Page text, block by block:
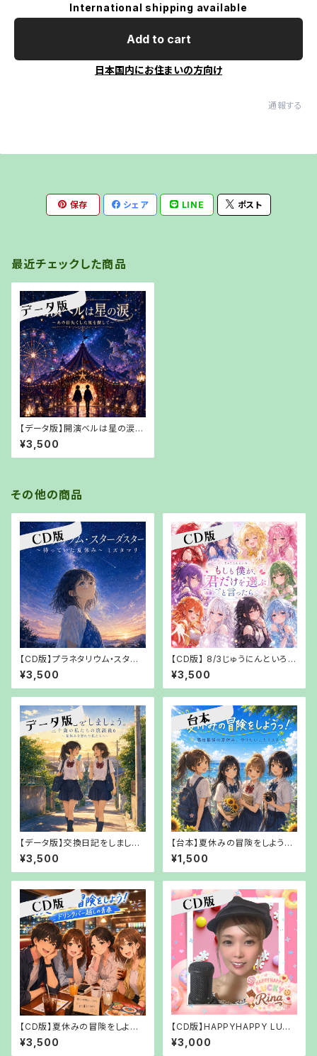
International shipping available
Add to cart
日本国内にお住まいの方向け
通報する
保存 シェア LINE ポスト
最近チェックした商品
【データ版】開演ベルは星の涙〜
あの日失くした星を探して〜 【U
RLでお渡し】
¥3,500
その他の商品
【CD版】プラネタリウム・スター
ダスター～待っていた夏休み～
ミズタマリ【【郵送でお渡し】
¥3,500
【CD版】 8/3じゅうにんといろも
しも僕が、「君だけを選ぶ」と言
ったら【郵送でお渡し】
¥3,500
【データ版】交換日記をしましょ
う。三十歳の私たちの放課後6
～夏休みを忘れた私たちへ～
【URLでお渡し】
¥3,500
【台本】夏休みの冒険をしよう！
高校最後の夏休み、やりたいこと
リスト【PDFでお渡し】
¥1,500
【CD版】夏休みの冒険をしよう!
ドリンクバー越しの青春【【郵送
でお渡し】
¥3,500
【CD版】HAPPYHAPPY LUCK
Y Rina【郵送でお渡し】
¥3,000